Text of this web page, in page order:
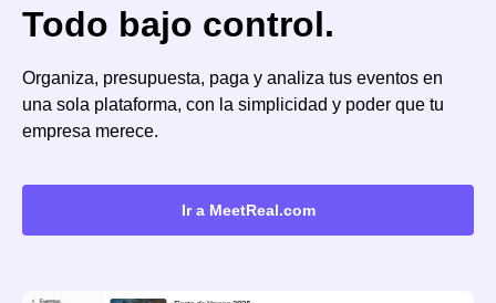
Todo bajo control.
Organiza, presupuesta, paga y analiza tus eventos en
una sola plataforma, con la simplicidad y poder que tu
empresa merece.
Ir a MeetReal.com